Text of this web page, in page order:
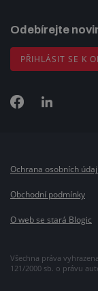
Odebírejte
PŘIHLÁSIT SE K
Všechna práva
121/2000 sb. o právu
Ochrana osobních
Obchodní podmínky
O web se stará Blogic